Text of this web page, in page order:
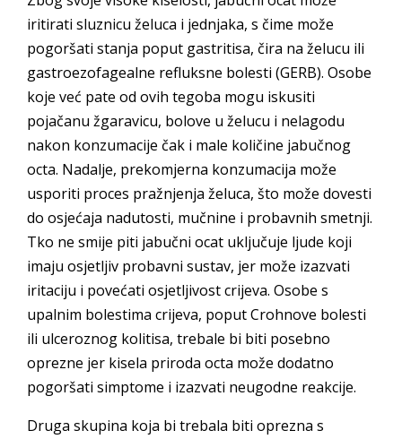
iritirati sluznicu želuca i jednjaka, s čime može
pogoršati stanja poput gastritisa, čira na želucu ili
gastroezofagealne refluksne bolesti (GERB). Osobe
koje već pate od ovih tegoba mogu iskusiti
pojačanu žgaravicu, bolove u želucu i nelagodu
nakon konzumacije čak i male količine jabučnog
octa. Nadalje, prekomjerna konzumacija može
usporiti proces pražnjenja želuca, što može dovesti
do osjećaja nadutosti, mučnine i probavnih smetnji.
Tko ne smije piti jabučni ocat uključuje ljude koji
imaju osjetljiv probavni sustav, jer može izazvati
iritaciju i povećati osjetljivost crijeva. Osobe s
upalnim bolestima crijeva, poput Crohnove bolesti
ili ulceroznog kolitisa, trebale bi biti posebno
oprezne jer kisela priroda octa može dodatno
pogoršati simptome i izazvati neugodne reakcije.
Druga skupina koja bi trebala biti oprezna s